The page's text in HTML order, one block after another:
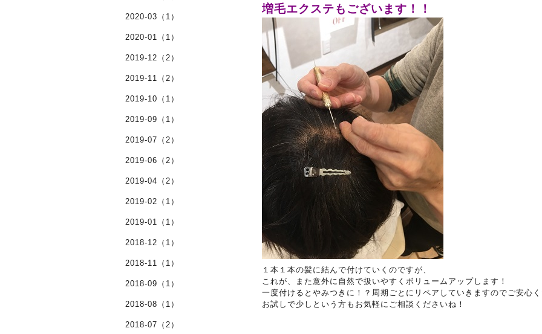
増毛エクステもございます！！
１本１本の髪に結んで付けていくのですが、
これが、また意外に自然で扱いやすくボリュームアップします！
一度付けるとやみつきに！？周期ごとにリペアしていきますのでご安心く
お試しで少しという方もお気軽にご相談くださいね！
2020-03（1）
2020-01（1）
2019-12（2）
2019-11（2）
2019-10（1）
2019-09（1）
2019-07（2）
2019-06（2）
2019-04（2）
2019-02（1）
2019-01（1）
2018-12（1）
2018-11（1）
2018-09（1）
2018-08（1）
2018-07（2）